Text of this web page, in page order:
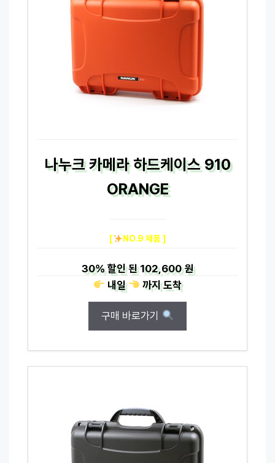
나누크 카메라 하드케이스 910
ORANGE
[ NO.9 제품 ]
30%할인 된102,600 원
내일
까지도착
구매 바로가기